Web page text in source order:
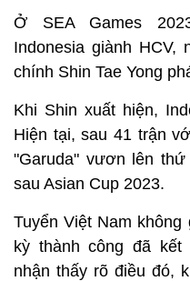
Ở SEA Games
Indonesia giành HCV,
chính Shin Tae Yong
Khi Shin xuất hiện,
Hiện tại, sau 41 trận
"Garuda" vươn lên
sau Asian Cup 2023.
Tuyển Việt Nam
kỳ thành công đã kết
nhận thấy rõ điều đó,